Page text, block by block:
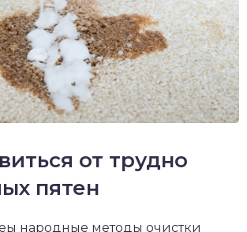
от трудно
пятен
народные методы очистки